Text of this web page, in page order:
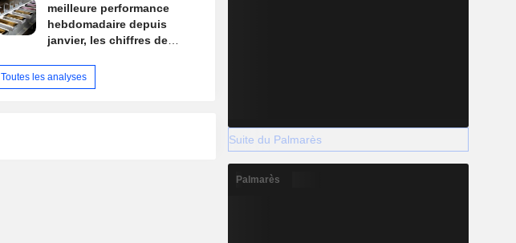
meilleure performance
hebdomadaire depuis
janvier, les chiffres de
de mire
Toutes les analyses
Suite du Palmarès
Palmarès